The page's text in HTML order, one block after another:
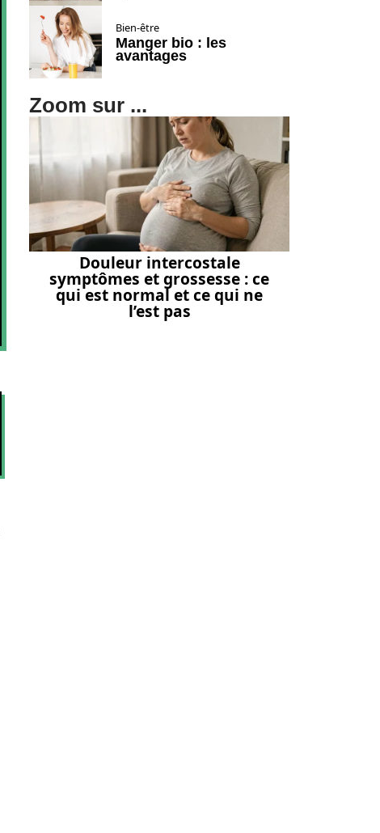
Bien-être
Manger bio : les
avantages
Zoom sur ...
Douleur intercostale
symptômes et grossesse : ce
qui est normal et ce qui ne
l’est pas